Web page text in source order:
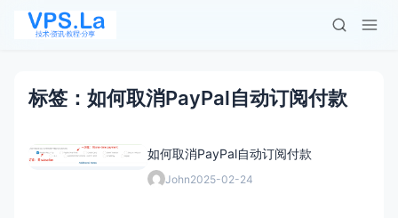
标签：如何取消PayPal自动订阅付款
如何取消PayPal自动订阅付款
John2025-02-24